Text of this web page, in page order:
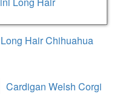
Hair Chihuahua
Cardigan Welsh Corgi